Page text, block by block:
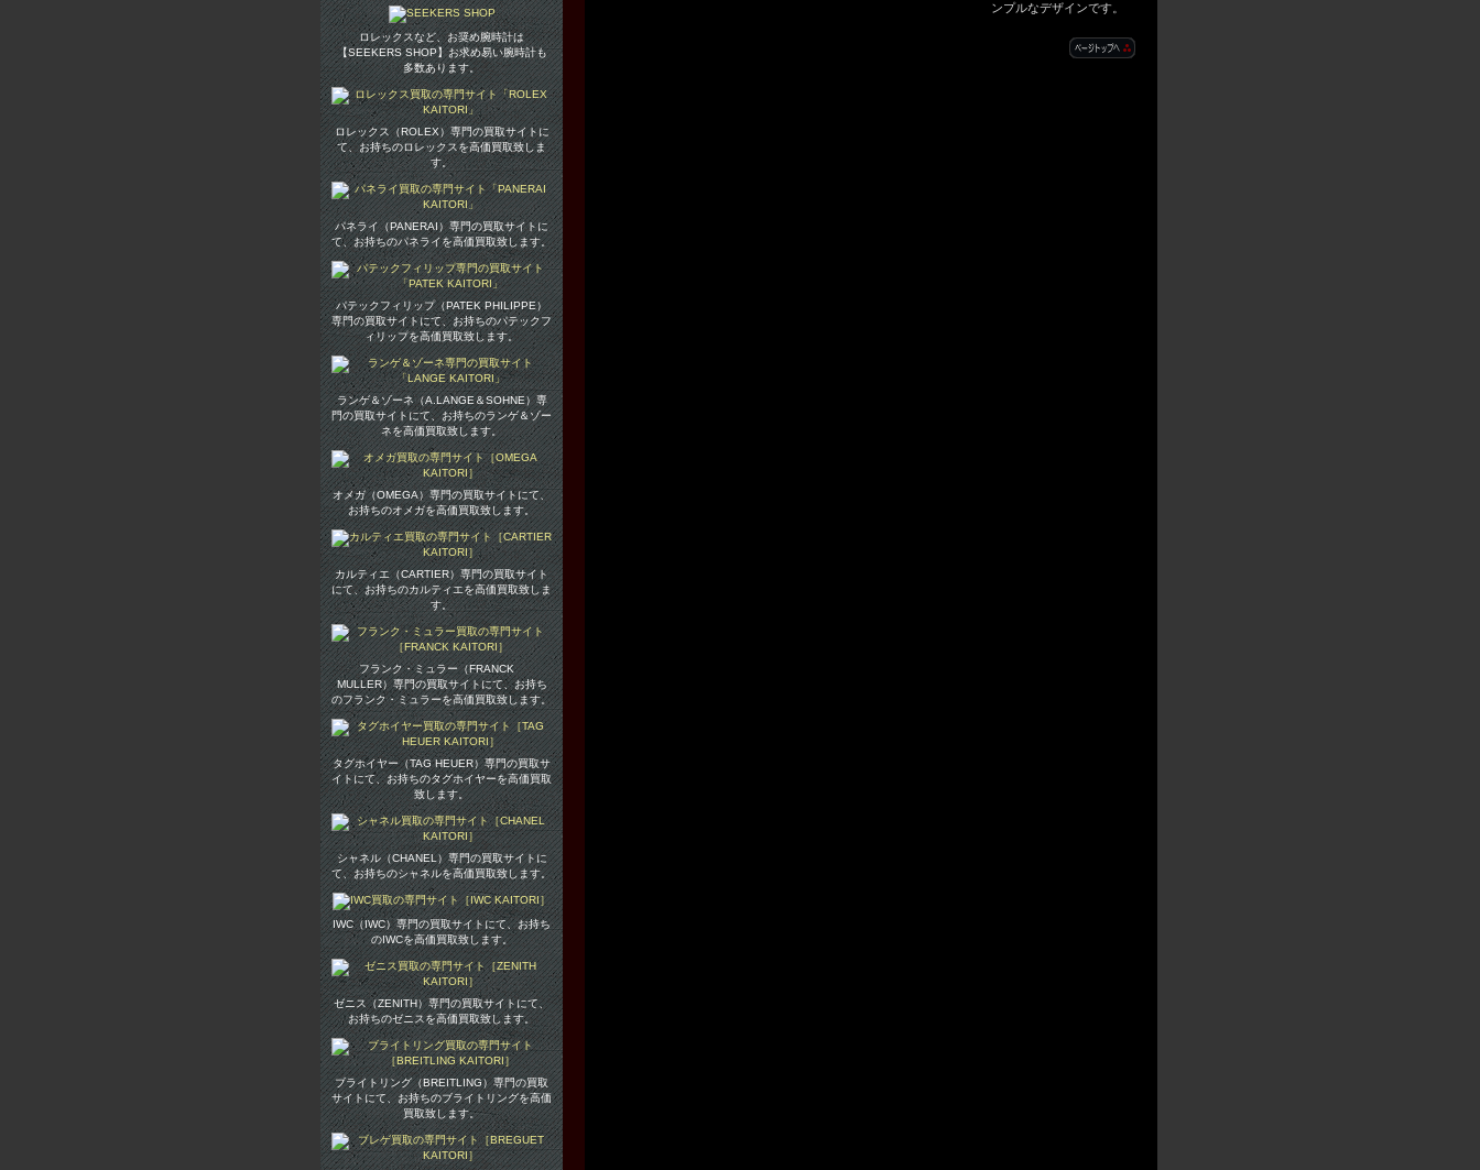
ンプルなデザインです。
ロレックスなど、お奨め腕時計は
【SEEKERS SHOP】お求め易い腕時計も
多数あります。
ロレックス（ROLEX）専門の買取サイトに
て、お持ちのロレックスを高価買取致しま
す。
パネライ（PANERAI）専門の買取サイトに
て、お持ちのパネライを高価買取致します。
パテックフィリップ（PATEK PHILIPPE）
専門の買取サイトにて、お持ちのパテックフ
ィリップを高価買取致します。
ランゲ＆ゾーネ（A.LANGE＆SOHNE）専
門の買取サイトにて、お持ちのランゲ＆ゾー
ネを高価買取致します。
オメガ（OMEGA）専門の買取サイトにて、
お持ちのオメガを高価買取致します。
カルティエ（CARTIER）専門の買取サイト
にて、お持ちのカルティエを高価買取致しま
す。
フランク・ミュラー（FRANCK
MULLER）専門の買取サイトにて、お持ち
のフランク・ミュラーを高価買取致します。
タグホイヤー（TAG HEUER）専門の買取サ
イトにて、お持ちのタグホイヤーを高価買取
致します。
シャネル（CHANEL）専門の買取サイトに
て、お持ちのシャネルを高価買取致します。
IWC（IWC）専門の買取サイトにて、お持ち
のIWCを高価買取致します。
ゼニス（ZENITH）専門の買取サイトにて、
お持ちのゼニスを高価買取致します。
ブライトリング（BREITLING）専門の買取
サイトにて、お持ちのブライトリングを高価
買取致します。